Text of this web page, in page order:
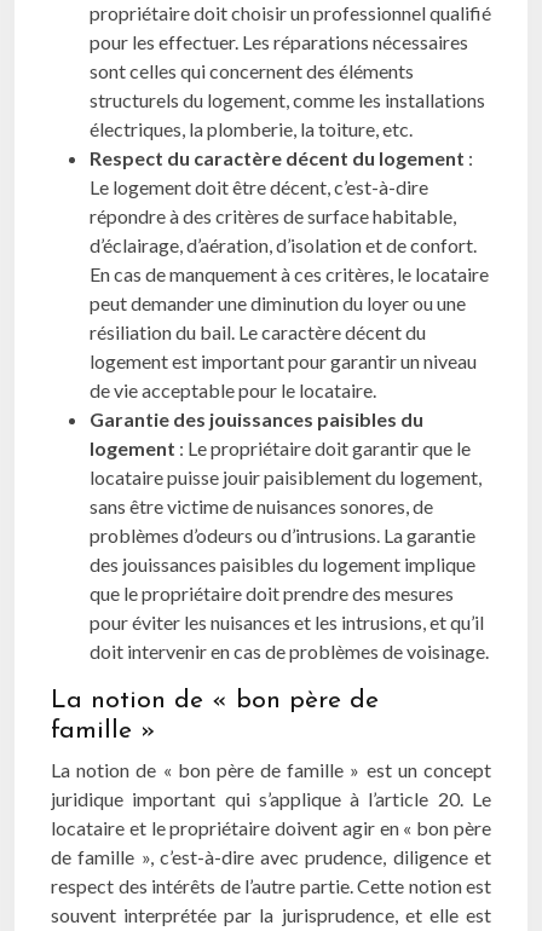
propriétaire doit choisir un professionnel qualifié
pour les effectuer. Les réparations nécessaires
sont celles qui concernent des éléments
structurels du logement, comme les installations
électriques, la plomberie, la toiture, etc.
Respect du caractère décent du logement :
Le logement doit être décent, c’est-à-dire
répondre à des critères de surface habitable,
d’éclairage, d’aération, d’isolation et de confort.
En cas de manquement à ces critères, le locataire
peut demander une diminution du loyer ou une
résiliation du bail. Le caractère décent du
logement est important pour garantir un niveau
de vie acceptable pour le locataire.
Garantie des jouissances paisibles du
logement : Le propriétaire doit garantir que le
locataire puisse jouir paisiblement du logement,
sans être victime de nuisances sonores, de
problèmes d’odeurs ou d’intrusions. La garantie
des jouissances paisibles du logement implique
que le propriétaire doit prendre des mesures
pour éviter les nuisances et les intrusions, et qu’il
doit intervenir en cas de problèmes de voisinage.
La notion de « bon père de
famille »
La notion de « bon père de famille » est un concept
juridique important qui s’applique à l’article 20. Le
locataire et le propriétaire doivent agir en « bon père
de famille », c’est-à-dire avec prudence, diligence et
respect des intérêts de l’autre partie. Cette notion est
souvent interprétée par la jurisprudence, et elle est